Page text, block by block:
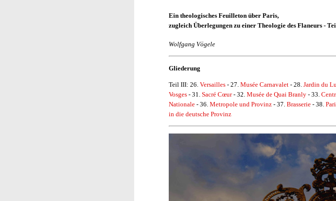
Ein theologisches Feuilleton über Paris,
zugleich Überlegungen zu einer Theologie des Flaneurs -
Wolfgang Vögele
Gliederung
Teil III: 26. Versailles - 27. Musée Carnavalet - 28. Jardin du
Vosges - 31. Sacré Cœur- 32. Musée de Quai Branly - 33.
Nationale - 36. Metropole und Provinz - 37. Brasserie - 38.
in die deutsche Provinz